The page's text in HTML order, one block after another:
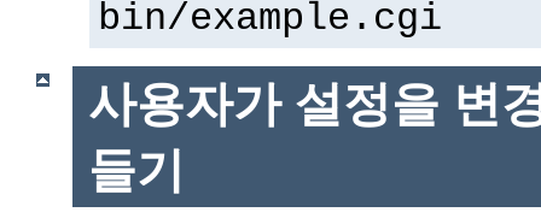
bin/example.cgi
사용자가 설정을 변
들기